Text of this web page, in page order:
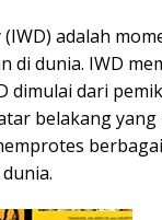
adalah
di dunia. IWD
dimulai dari
belakang